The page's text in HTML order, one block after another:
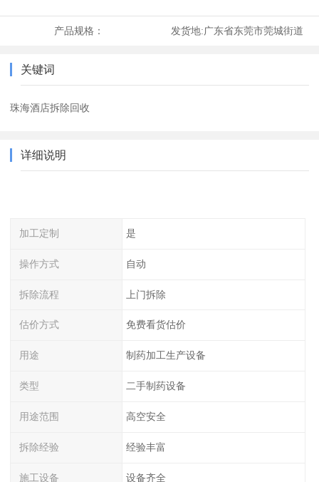
产品规格： 发货地:广东省东莞市莞城街道
关键词
珠海酒店拆除回收
详细说明
加工定制 是
操作方式 自动
拆除流程 上门拆除
估价方式 免费看货估价
用途 制药加工生产设备
类型 二手制药设备
用途范围 高空安全
拆除经验 经验丰富
施工设备 设备齐全